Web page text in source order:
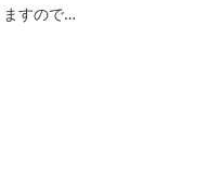
ますので…